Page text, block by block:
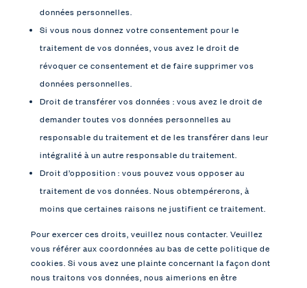
données personnelles.
Si vous nous donnez votre consentement pour le
traitement de vos données, vous avez le droit de
révoquer ce consentement et de faire supprimer vos
données personnelles.
Droit de transférer vos données : vous avez le droit de
demander toutes vos données personnelles au
responsable du traitement et de les transférer dans leur
intégralité à un autre responsable du traitement.
Droit d’opposition : vous pouvez vous opposer au
traitement de vos données. Nous obtempérerons, à
moins que certaines raisons ne justifient ce traitement.
Pour exercer ces droits, veuillez nous contacter. Veuillez
vous référer aux coordonnées au bas de cette politique de
cookies. Si vous avez une plainte concernant la façon dont
nous traitons vos données, nous aimerions en être